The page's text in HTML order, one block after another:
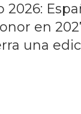
2026:
en
una